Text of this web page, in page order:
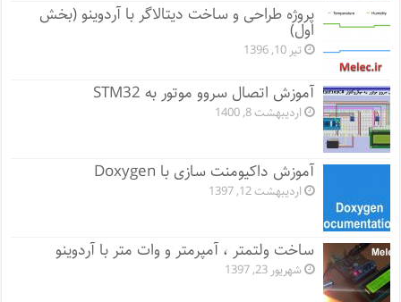
پروژه طراحی و ساخت دیتالاگر با آردوینو (بخش
اول)
تیر 10, 1396
آموزش اتصال سروو موتور به STM32
اردیبهشت 8, 1400
آموزش داکیومنت سازی با Doxygen
اردیبهشت 12, 1397
ساخت ولتمتر ، آمپرمتر و وات متر با آردوینو
شهریور 23, 1397